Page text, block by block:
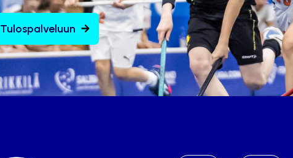
Tulospalveluun